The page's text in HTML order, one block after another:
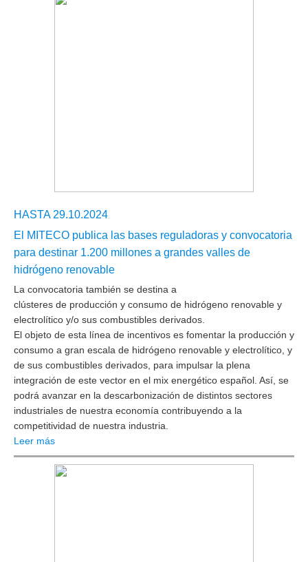
HASTA 29.10.2024
El MITECO publica las bases reguladoras y convocatoria
para destinar 1.200 millones a grandes valles de
hidrógeno renovable
La convocatoria también se destina a
clústeres de producción y consumo de hidrógeno renovable y
electrolítico y/o sus combustibles derivados.
El objeto de esta línea de incentivos es fomentar la producción y
consumo a gran escala de hidrógeno renovable y electrolítico, y
de sus combustibles derivados, para impulsar la plena
integración de este vector en el mix energético español. Así, se
podrá avanzar en la descarbonización de distintos sectores
industriales de nuestra economía contribuyendo a la
competitividad de nuestra industria.
Leer más